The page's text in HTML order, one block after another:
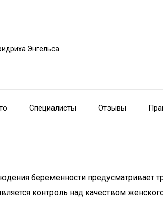
Энгельса
Специалисты Отзывы
беременности предусматривает
контроль над качеством